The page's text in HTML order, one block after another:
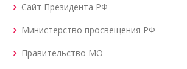
Сайт Президента РФ
Министерство просвещения РФ
Правительство МО